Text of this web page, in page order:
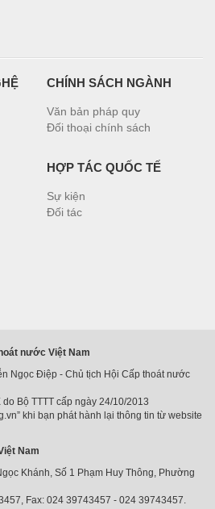
CHÍNH SÁCH NGÀNH
Văn bản pháp quy
Đối thoại chính sách
HỢP TÁC QUỐC TẾ
Sự kiện
Đối tác
nước Việt Nam
Ngọc Điệp - Chủ tịch Hội Cấp thoát nước
Bộ TTTT cấp ngày 24/10/2013
khi bạn phát hành lại thông tin từ website
Nam
Khánh, Số 1 Phạm Huy Thông, Phường
Fax: 024 39743457 - 024 39743457.